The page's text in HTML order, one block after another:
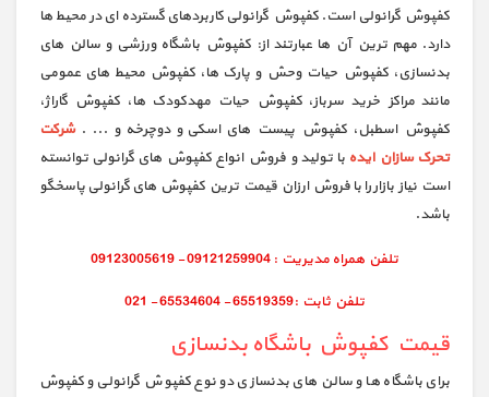
کفپوش گرانولی است. کفپوش گرانولی کاربردهای گسترده ای در محیط ها
دارد. مهم ترین آن ها عبارتند از: کفپوش باشگاه ورزشی و سالن های
بدنسازی، کفپوش حیات وحش و پارک ها، کفپوش محیط های عمومی
مانند مراکز خرید سرباز، کفپوش حیات مهدکودک ها، کفپوش گاراژ،
کفپوش اسطبل، کفپوش پیست های اسکی و دوچرخه و ... .شرکت
تحرک سازان ایده با تولید و فروش انواع کفپوش های گرانولی توانسته
است نیاز بازار را با فروش ارزان قیمت ترین کفپوش های گرانولی پاسخگو
باشد.
قیمت کفپوش باشگاه بدنسازی
برای باشگاه ها و سالن های بدنسازی دو نوع کفپوش گرانولی و کفپوش